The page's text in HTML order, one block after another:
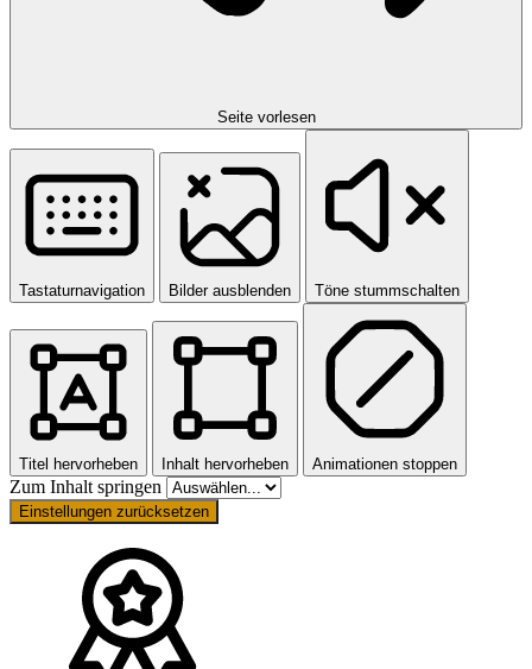
Seite vorlesen
Tastaturnavigation Bilder ausblenden Töne stummschalten
Titel hervorheben Inhalt hervorheben Animationen stoppen
Zum Inhalt springen
Einstellungen zurücksetzen